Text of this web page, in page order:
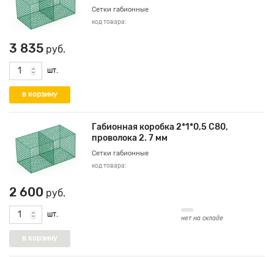
Сетки габионные
код товара:
3 835 руб.
шт.
Габионная коробка 2*1*0,5 С80,
проволока 2. 7 мм
Сетки габионные
код товара:
2 600 руб.
шт. нет на складе